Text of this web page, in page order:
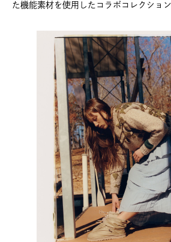
た機能素材を使用したコラボコレクショ